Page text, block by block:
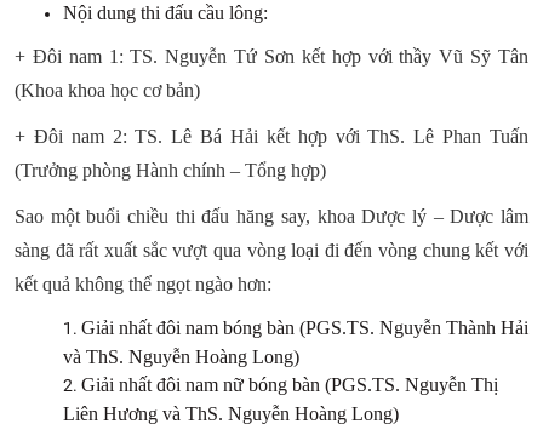
Nội dung thi đấu cầu lông:
+ Đôi nam 1: TS. Nguyễn Tứ Sơn kết hợp với thầy Vũ Sỹ Tân
(Khoa khoa học cơ bản)
+ Đôi nam 2: TS. Lê Bá Hải kết hợp với ThS. Lê Phan Tuấn
(Trưởng phòng Hành chính – Tổng hợp)
Sao một buổi chiều thi đấu hăng say, khoa Dược lý – Dược lâm
sàng đã rất xuất sắc vượt qua vòng loại đi đến vòng chung kết với
kết quả không thể ngọt ngào hơn:
Giải nhất đôi nam bóng bàn (PGS.TS. Nguyễn Thành Hải
và ThS. Nguyễn Hoàng Long)
Giải nhất đôi nam nữ bóng bàn (PGS.TS. Nguyễn Thị
Liên Hương và ThS. Nguyễn Hoàng Long)